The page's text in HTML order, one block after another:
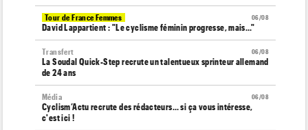
06/08
Tour de France Femmes
David Lappartient : "Le cyclisme féminin progresse, mais…"
06/08
Transfert
La Soudal Quick-Step recrute un talentueux sprinteur allemand
de 24 ans
06/08
Média
Cyclism’Actu recrute des rédacteurs… si ça vous intéresse,
c'est ici !